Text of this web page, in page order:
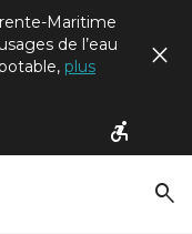
Maritime
de l’eau
plus